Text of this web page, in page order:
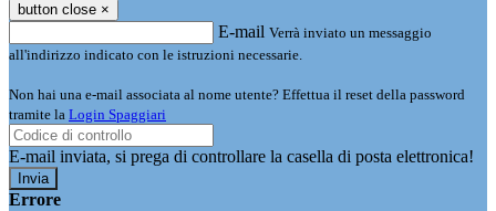
button close ×
E-mail Verrà inviato un messaggio
all'indirizzo indicato con le istruzioni necessarie.
Non hai una e-mail associata al nome utente? Effettua il reset della password
tramite la Login Spaggiari
E-mail inviata, si prega di controllare la casella di posta elettronica!
Errore